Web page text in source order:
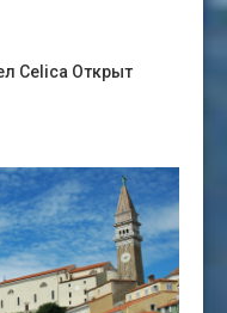
Celica Открыт